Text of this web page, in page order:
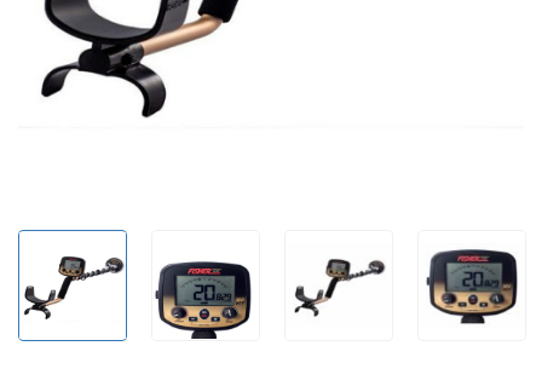
Whites Dedektör
Lorenz Dedektör
GDI Detectors
PinPointer (Hedef Merkezleme)
Tero Vido
TreasureHunter3D
Yağmur Kılıfları